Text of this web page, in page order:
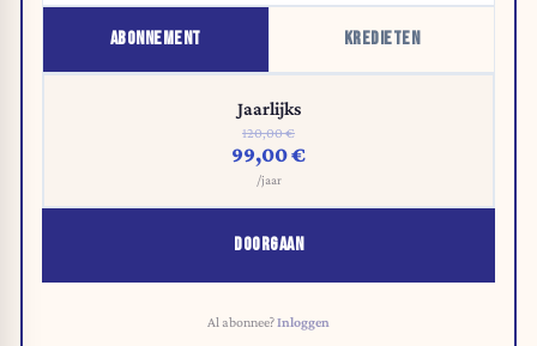
ABONNEMENT KREDIETEN
Jaarlijks
120,00 €
99,00 €
/jaar
DOORGAAN
Al abonnee?Inloggen